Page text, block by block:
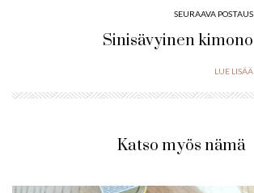
SEURAAVA POSTAUS
Sinisävyinen kimono
LUE LISÄÄ
Katso myös nämä